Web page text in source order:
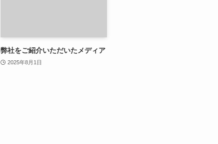
弊社をご紹介いただいたメディア
2025年8月1日